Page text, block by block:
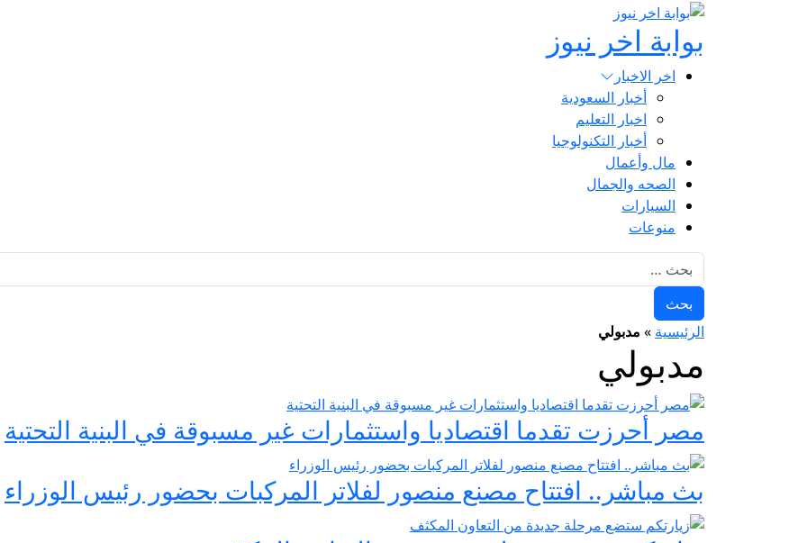
بوابة اخر نيوز
اخر الاخبار
أخبار السعودية
اخبار التعليم
أخبار التكنولوجيا
مال وأعمال
الصحه والجمال
السيارات
منوعات
الرئيسية » مدبولي
مدبولي
مصر أحرزت تقدما اقتصاديا واستثمارات غير مسبوقة في البنية التحتية
بث مباشر.. افتتاح مصنع منصور لفلاتر المركبات بحضور رئيس الوزراء